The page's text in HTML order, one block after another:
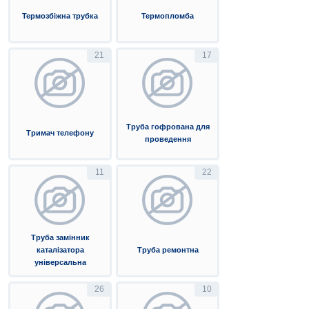
Термозбіжна трубка Термопломба
21
Тримач телефону
17
Труба гофрована для
проведення
11
Труба замінник
каталізатора
універсальна
22
Труба ремонтна
26 10